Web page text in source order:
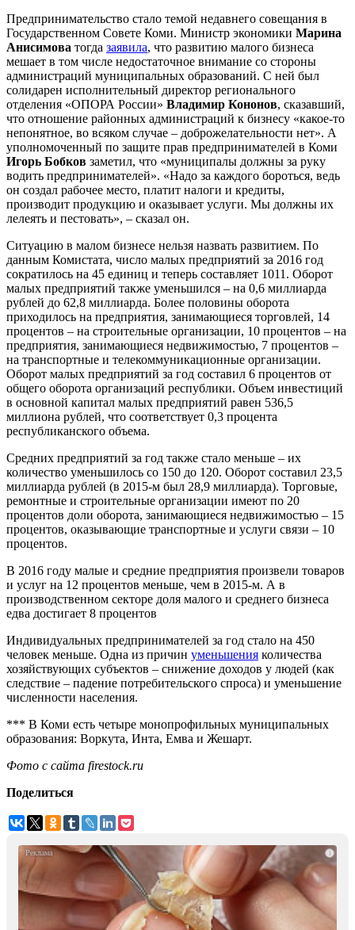
Предпринимательство стало темой недавнего совещания в
Государственном Совете Коми. Министр экономики Марина
Анисимова тогда заявила, что развитию малого бизнеса
мешает в том числе недостаточное внимание со стороны
администраций муниципальных образований. С ней был
солидарен исполнительный директор регионального
отделения «ОПОРА России» Владимир Кононов, сказавший,
что отношение районных администраций к бизнесу «какое-то
непонятное, во всяком случае – доброжелательности нет». А
уполномоченный по защите прав предпринимателей в Коми
Игорь Бобков заметил, что «муниципалы должны за руку
водить предпринимателей». «Надо за каждого бороться, ведь
он создал рабочее место, платит налоги и кредиты,
производит продукцию и оказывает услуги. Мы должны их
лелеять и пестовать», – сказал он.
Ситуацию в малом бизнесе нельзя назвать развитием. По
данным Комистата, число малых предприятий за 2016 год
сократилось на 45 единиц и теперь составляет 1011. Оборот
малых предприятий также уменьшился – на 0,6 миллиарда
рублей до 62,8 миллиарда. Более половины оборота
приходилось на предприятия, занимающиеся торговлей, 14
процентов – на строительные организации, 10 процентов – на
предприятия, занимающиеся недвижимостью, 7 процентов –
на транспортные и телекоммуникационные организации.
Оборот малых предприятий за год составил 6 процентов от
общего оборота организаций республики. Объем инвестиций
в основной капитал малых предприятий равен 536,5
миллиона рублей, что соответствует 0,3 процента
республиканского объема.
Средних предприятий за год также стало меньше – их
количество уменьшилось со 150 до 120. Оборот составил 23,5
миллиарда рублей (в 2015-м был 28,9 миллиарда). Торговые,
ремонтные и строительные организации имеют по 20
процентов доли оборота, занимающиеся недвижимостью – 15
процентов, оказывающие транспортные и услуги связи – 10
процентов.
В 2016 году малые и средние предприятия произвели товаров
и услуг на 12 процентов меньше, чем в 2015-м. А в
производственном секторе доля малого и среднего бизнеса
едва достигает 8 процентов
Индивидуальных предпринимателей за год стало на 450
человек меньше. Одна из причин уменьшения количества
хозяйствующих субъектов – снижение доходов у людей (как
следствие – падение потребительского спроса) и уменьшение
численности населения.
*** В Коми есть четыре монопрофильных муниципальных
образования: Воркута, Инта, Емва и Жешарт.
Фото с сайта firestock.ru
Поделиться
i